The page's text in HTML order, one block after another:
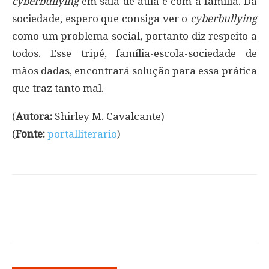
sociedade, espero que consiga ver o cyberbullying
como um problema social, portanto diz respeito a
todos. Esse tripé, família-escola-sociedade de
mãos dadas, encontrará solução para essa prática
que traz tanto mal.
(Autora: Shirley M. Cavalcante)
(Fonte: portalliterario)